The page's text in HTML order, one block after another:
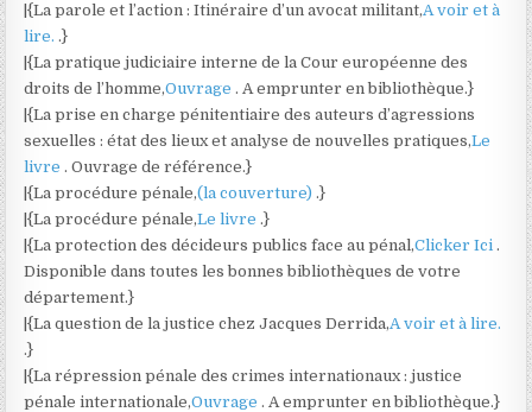
|{La parole et l’action : Itinéraire d’un avocat militant,A voir et à
lire..}
|{La pratique judiciaire interne de la Cour européenne des
droits de l’homme,Ouvrage. A emprunter en bibliothèque.}
|{La prise en charge pénitentiaire des auteurs d’agressions
sexuelles : état des lieux et analyse de nouvelles pratiques,Le
livre. Ouvrage de référence.}
|{La procédure pénale,(la couverture).}
|{La procédure pénale,Le livre.}
|{La protection des décideurs publics face au pénal,Clicker Ici.
Disponible dans toutes les bonnes bibliothèques de votre
département.}
|{La question de la justice chez Jacques Derrida,A voir et à lire.
.}
|{La répression pénale des crimes internationaux : justice
pénale internationale,Ouvrage. A emprunter en bibliothèque.}